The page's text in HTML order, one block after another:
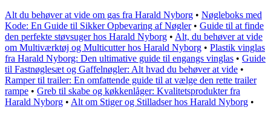
Alt du behøver at vide om gas fra Harald Nyborg • Nøgleboks med
Kode: En Guide til Sikker Opbevaring af Nøgler• Guide til at finde
den perfekte støvsuger hos Harald Nyborg • Alt, du behøver at vide
om Multiværktøj og Multicutter hos Harald Nyborg • Plastik vinglas
fra Harald Nyborg: Den ultimative guide til engangs vinglas • Guide
til Fastnøglesæt og Gaffelnøgler: Alt hvad du behøver at vide •
Ramper til trailer: En omfattende guide til at vælge den rette trailer
rampe • Greb til skabe og køkkenlåger: Kvalitetsprodukter fra
Harald Nyborg • Alt om Stiger og Stilladser hos Harald Nyborg •